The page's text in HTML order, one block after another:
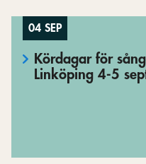
04 SEP
Kördagar för
Linköping 4-5